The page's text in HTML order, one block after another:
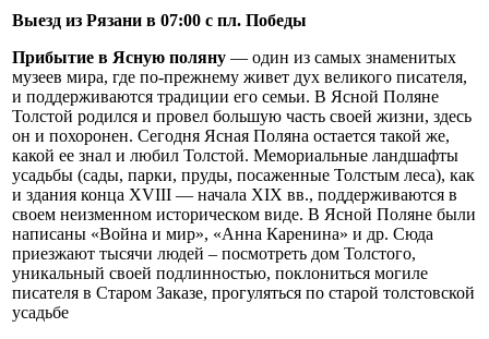
Выезд из Рязани в 07:00 с пл. Победы
Прибытие в Ясную поляну — один из самых знаменитых
музеев мира, где по-прежнему живет дух великого писателя,
и поддерживаются традиции его семьи. В Ясной Поляне
Толстой родился и провел большую часть своей жизни, здесь
он и похоронен. Сегодня Ясная Поляна остается такой же,
какой ее знал и любил Толстой. Мемориальные ландшафты
усадьбы (сады, парки, пруды, посаженные Толстым леса), как
и здания конца XVIII — начала XIX вв., поддерживаются в
своем неизменном историческом виде. В Ясной Поляне были
написаны «Война и мир», «Анна Каренина» и др. Сюда
приезжают тысячи людей – посмотреть дом Толстого,
уникальный своей подлинностью, поклониться могиле
писателя в Старом Заказе, прогуляться по старой толстовской
усадьбе